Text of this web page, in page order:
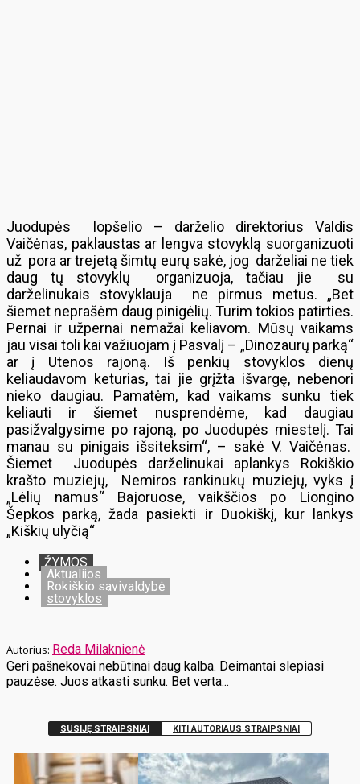
Juodupės lopšelio – darželio direktorius Valdis
Vaičėnas, paklaustas ar lengva stovyklą suorganizuoti
už pora ar trejetą šimtų eurų sakė, jog darželiai ne tiek
daug tų stovyklų organizuoja, tačiau jie su
darželinukais stovyklauja ne pirmus metus. „Bet
šiemet neprašėm daug pinigėlių. Turim tokios patirties.
Pernai ir užpernai nemažai keliavom. Mūsų vaikams
jau visai toli kai važiuojam į Pasvalį – „Dinozaurų parką“
ar į Utenos rajoną. Iš penkių stovyklos dienų
keliaudavom keturias, tai jie grįžta išvargę, nebenori
nieko daugiau. Pamatėm, kad vaikams sunku tiek
keliauti ir šiemet nusprendėme, kad daugiau
pasižvalgysime po rajoną, po Juodupės miestelį. Tai
manau su pinigais išsiteksim“, – sakė V. Vaičėnas.
Šiemet Juodupės darželinukai aplankys Rokiškio
krašto muziejų, Nemiros rankinukų muziejų, vyks į
„Lėlių namus“ Bajoruose, vaikščios po Liongino
Šepkos parką, žada pasiekti ir Duokiškį, kur lankys
„Kiškių ulyčią“
ŽYMOS
Aktualijos
Rokiškio savivaldybė
stovyklos
Reda Milaknienė
Geri pašnekovai nebūtinai daug kalba. Deimantai slepiasi
pauzėse. Juos atkasti sunku. Bet verta...
SUSIJĘ STRAIPSNIAI KITI AUTORIAUS STRAIPSNIAI